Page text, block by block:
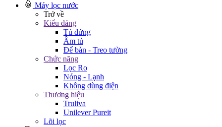
Máy lọc nước
Trở về
Kiểu dáng
Tủ đứng
Âm tủ
Để bàn - Treo tường
Chức năng
Lọc Ro
Nóng - Lạnh
Không dùng điện
Thương hiệu
Truliva
Unilever Pureit
Lõi lọc